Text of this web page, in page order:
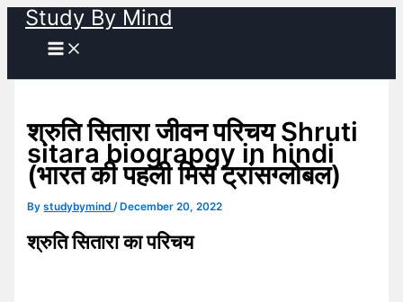
Skip
content
Study By Mind
श्रुति सितारा जीवन परिचय Shruti
sitara biograpgy in hindi
(भारत की पहली मिस ट्रांसग्लोबल)
Bystudybymind/ December 20, 2022
श्रुति सितारा का परिचय